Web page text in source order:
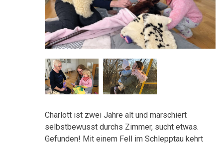
Charlott ist zwei Jahre alt und marschiert
selbstbewusst durchs Zimmer, sucht etwas.
Gefunden! Mit einem Fell im Schlepptau kehrt